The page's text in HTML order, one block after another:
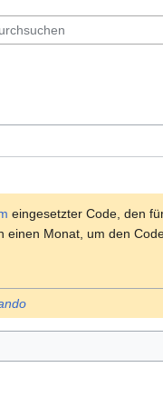
eingesetzter Code, den
einen Monat, um den